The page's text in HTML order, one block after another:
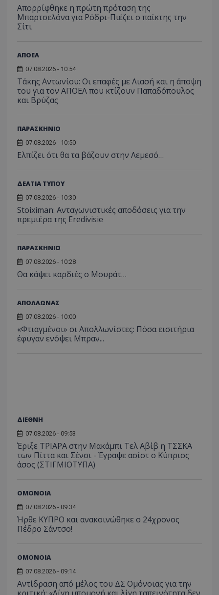
Απορρίφθηκε η πρώτη πρόταση της
Μπαρτσελόνα για Ρόδρι-Πιέζει ο παίκτης την
Σίτι
ΑΠΟΕΛ
07.08.2026 - 10:54
Τάκης Αντωνίου: Οι επαφές με Λιασή και η άποψη
του για τον ΑΠΟΕΛ που κτίζουν Παπαδόπουλος
και Βρύζας
ΠΑΡΑΣΚΗΝΙΟ
07.08.2026 - 10:50
Ελπίζει ότι θα τα βάζουν στην Λεμεσό…
ΔΕΛΤΙΑ ΤΥΠΟΥ
07.08.2026 - 10:30
Stoiximan: Ανταγωνιστικές αποδόσεις για την
πρεμιέρα της Eredivisie
ΠΑΡΑΣΚΗΝΙΟ
07.08.2026 - 10:28
Θα κάψει καρδιές ο Μουράτ…
ΑΠΟΛΛΩΝΑΣ
07.08.2026 - 10:00
«Φτιαγμένοι» οι Απολλωνίστες: Πόσα εισιτήρια
έφυγαν ενόψει Μπραν...
ΔΙΕΘΝΗ
07.08.2026 - 09:53
Έριξε ΤΡΙΑΡΑ στην Μακάμπι Τελ Αβίβ η ΤΣΣΚΑ
των Πίττα και Σένσι - Έγραψε ασίστ ο Κύπριος
άσος (ΣΤΙΓΜΙΟΤΥΠΑ)
ΟΜΟΝΟΙΑ
07.08.2026 - 09:34
Ήρθε ΚΥΠΡΟ και ανακοινώθηκε ο 24χρονος
Πέδρο Σάντσο!
ΟΜΟΝΟΙΑ
07.08.2026 - 09:14
Αντίδραση από μέλος του ΔΣ Ομόνοιας για την